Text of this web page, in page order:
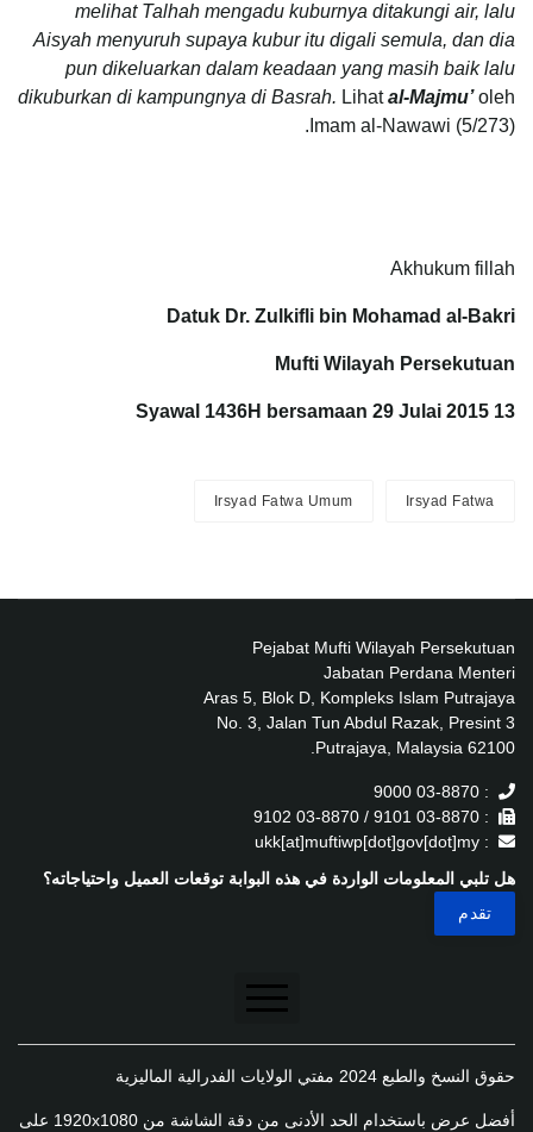
melihat Talhah mengadu kuburnya ditakungi air, lalu
Aisyah menyuruh supaya kubur itu digali semula, dan dia
pun dikeluarkan dalam keadaan yang masih baik lalu
dikuburkan di kampungnya di Basrah. Lihatal-Majmu’oleh
Imam al-Nawawi (5/273).
Akhukum fillah
Datuk Dr. Zulkifli bin Mohamad al-Bakri
Mufti Wilayah Persekutuan
13 Syawal 1436H bersamaan 29 Julai 2015
Irsyad Fatwa
Irsyad Fatwa Umum
Pejabat Mufti Wilayah Persekutuan
Jabatan Perdana Menteri
Aras 5, Blok D, Kompleks Islam Putrajaya
No. 3, Jalan Tun Abdul Razak, Presint 3
62100 Putrajaya, Malaysia.
: 03-8870 9000
: 03-8870 9101 / 03-8870 9102
: ukk[at]muftiwp[dot]gov[dot]my
هل تلبي المعلومات الواردة في هذه البوابة توقعات العميل واحتياجاته؟
تنصل
سياسة الخصوصية
حقوق النسخ والطبع 2024 مفتي الولايات الفدرالية الماليزية
أفضل عرض باستخدام الحد الأدنى من دقة الشاشة من 1920x1080 على